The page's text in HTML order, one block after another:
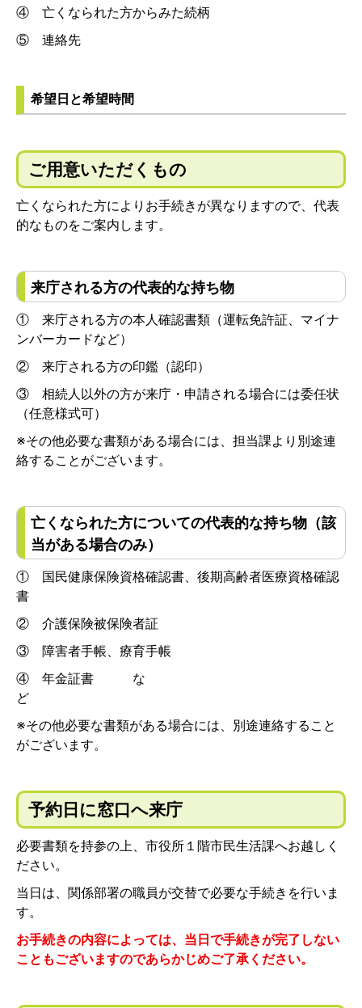
④ 亡くなられた方からみた続柄
⑤ 連絡先
希望日と希望時間
ご用意いただくもの
亡くなられた方によりお手続きが異なりますので、代表
的なものをご案内します。
来庁される方の代表的な持ち物
① 来庁される方の本人確認書類（運転免許証、マイナ
ンバーカードなど）
② 来庁される方の印鑑（認印）
③ 相続人以外の方が来庁・申請される場合には委任状
（任意様式可）
※その他必要な書類がある場合には、担当課より別途連
絡することがございます。
亡くなられた方についての代表的な持ち物（該
当がある場合のみ）
① 国民健康保険資格確認書、後期高齢者医療資格確認
書
② 介護保険被保険者証
③ 障害者手帳、療育手帳
④ 年金証書 な
※その他必要な書類がある場合には、別途連絡すること
がございます。
予約日に窓口へ来庁
必要書類を持参の上、市役所１階市民生活課へお越しく
ださい。
当日は、関係部署の職員が交替で必要な手続きを行いま
す。
お手続きの内容によっては、当日で手続きが完了しない
こともございますのであらかじめご了承ください。